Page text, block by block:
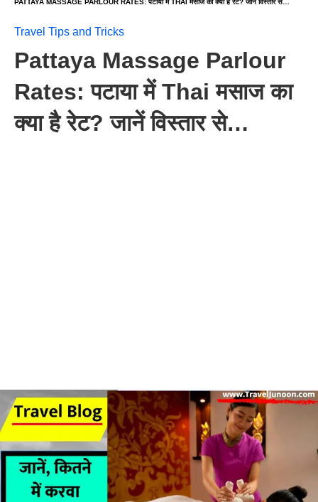
PATTAYA MASSAGE PARLOUR RATES: पटाया में THAI मसाज का क्या है रेट? जानें विस्तार से…
Travel Tips and Tricks
Pattaya Massage Parlour
Rates: पटाया में Thai मसाज का
क्या है रेट? जानें विस्तार से…